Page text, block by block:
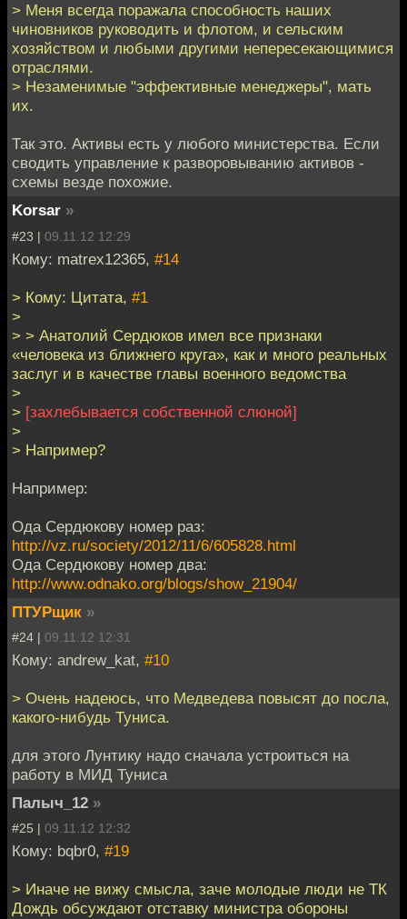
> Меня всегда поражала способность наших
чиновников руководить и флотом, и сельским
хозяйством и любыми другими непересекающимися
отраслями.
> Незаменимые "эффективные менеджеры", мать
их.
Так это. Активы есть у любого министерства. Если
сводить управление к разворовыванию активов -
схемы везде похожие.
Korsar »
#23 | 09.11.12 12:29
Кому: matrex12365, #14
> Кому: Цитата, #1
>
> > Анатолий Сердюков имел все признаки
«человека из ближнего круга», как и много реальных
заслуг и в качестве главы военного ведомства
>
> [захлебывается собственной слюной]
>
> Например?
Например:
Ода Сердюкову номер раз:
http://vz.ru/society/2012/11/6/605828.html
Ода Сердюкову номер два:
http://www.odnako.org/blogs/show_21904/
ПТУРщик »
#24 | 09.11.12 12:31
Кому: andrew_kat, #10
> Очень надеюсь, что Медведева повысят до посла,
какого-нибудь Туниса.
для этого Лунтику надо сначала устроиться на
работу в МИД Туниса
Палыч_12 »
#25 | 09.11.12 12:32
Кому: bqbr0, #19
> Иначе не вижу смысла, заче молодые люди не ТК
Дождь обсуждают отставку министра обороны